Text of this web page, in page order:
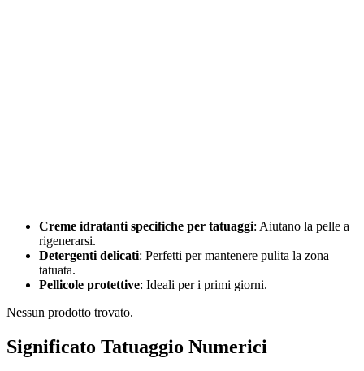
Creme idratanti specifiche per tatuaggi: Aiutano la pelle a
rigenerarsi.
Detergenti delicati: Perfetti per mantenere pulita la zona
tatuata.
Pellicole protettive: Ideali per i primi giorni.
Nessun prodotto trovato.
Significato Tatuaggio Numerici